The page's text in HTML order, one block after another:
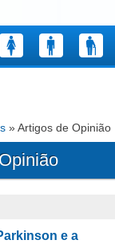
» Artigos de Opinião
e a